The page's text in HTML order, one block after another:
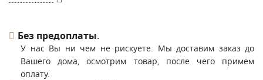
Без предоплаты.
У нас Вы ни чем не рискуете. Мы доставим заказ до
Вашего дома, осмотрим товар, после чего примем
оплату.